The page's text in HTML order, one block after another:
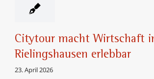
Citytour macht Wirtschaft
Rielingshausen erlebbar
23. April 2026